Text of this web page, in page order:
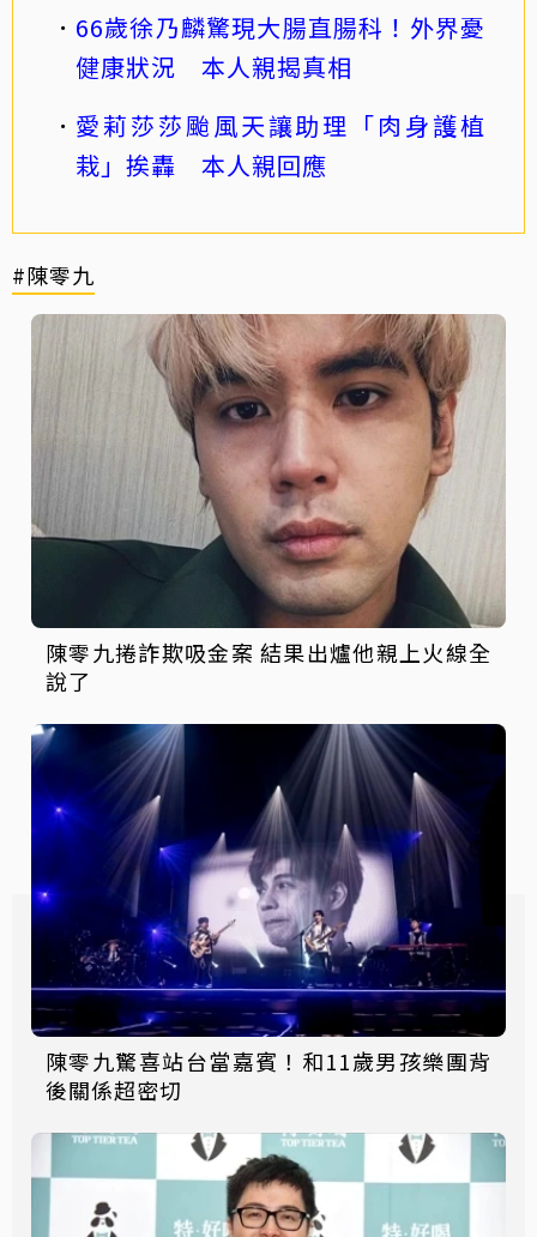
66歲徐乃麟驚現大腸直腸科！外界憂
健康狀況 本人親揭真相
愛莉莎莎颱風天讓助理「肉身護植
栽」挨轟 本人親回應
#陳零九
陳零九捲詐欺吸金案 結果出爐他親上火線全
說了
陳零九驚喜站台當嘉賓！和11歲男孩樂團背
後關係超密切